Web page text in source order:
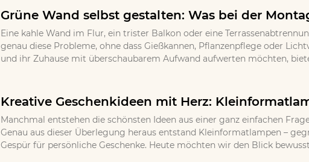
Grüne Wand selbst gestalten: Was bei der
Eine kahle Wand im Flur, ein trister Balkon oder eine
genau diese Probleme, ohne dass Gießkannen, Pflanzenpflege oder
und ihr Zuhause mit überschaubarem Aufwand aufwerten möchten,
Kreative Geschenkideen mit Herz:
Manchmal entstehen die schönsten Ideen aus einer ganz einfachen
Genau aus dieser Überlegung heraus entstand Kleinformatlampen –
Gespür für persönliche Geschenke. Heute möchten wir den Blick